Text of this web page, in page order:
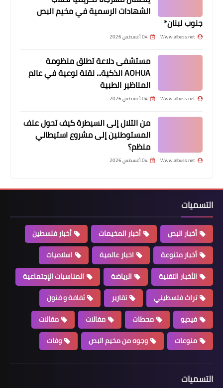
أخبار فلسطين
حركة “BDS” تكبد الاحتلال الاسرائيلي
خسائر مالية كبيرة في الجليل الأعلى
أخبار متنوعة
*عبد الهادي يخلف بركة في تمثيل حركة
حماس في لبنان*
الشهادات الرسمية في مخيم البص
جنوب لبنان*
Www.albuss.net 04 أغسطس 2026
مستشفى دلاعة تطلق منظومة
AOHUA الذكية... نقلة نوعية في عالم
المناظير الطبية
Www.albuss.net 04 أغسطس 2026
من التلال إلى السيطرة كيف تحول عنف
المستوطنين إلى مشروع استيطاني
منظم؟
Www.albuss.net 04 أغسطس 2026
التسميات
أخبار البص أخبار المخيمات
أخبار فلسطين
أخبار متنوعة
اخبار عالمية
اسلاميات
الأخبار التقنية
الرياضة
المناسبات الإجتماعية
تراث فلسطيني
تقارير
ثفافة و فنون
فيديو
محطات مفالات
مقالات
منوعات
وجوه من مخيم البص وفات
التسميات